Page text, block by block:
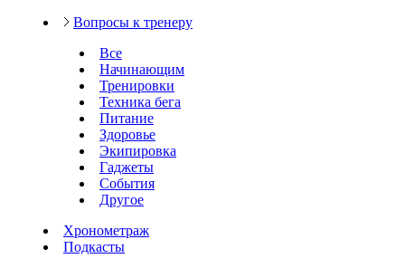
Вопросы к тренеру
Все
Начинающим
Тренировки
Техника бега
Питание
Здоровье
Экипировка
Гаджеты
События
Другое
Хронометраж
Подкасты